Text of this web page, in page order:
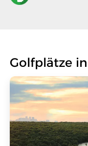
Golfplätze